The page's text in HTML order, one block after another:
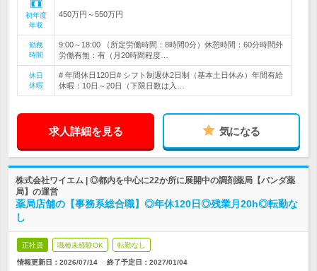
初年度
年収
450万円～550万円
勤務
時間
9:00～18:00 （所定労働時間：8時間0分）休憩時間：60分時間外
労働有無：有（月20時間程度…
休日
休暇
# 年間休日120日# シフト制週休2日制（基本土日休み）年間有給
休暇：10日～20日（下限日数は入…
求人詳細を見る 気になる
株式会社ワイエム | ◎都内を中心に22か所に展開中の調剤薬局【パンダ薬
局】の運営
薬局店舗の【事務系総合職】◎年休120日◎残業月20h◎転勤な
し
正社員 職種未経験OK 転勤なし
情報更新日：2026/07/14 終了予定日： 2027/01/04